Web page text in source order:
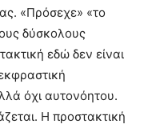
«Πρόσεχε» «το
δύσκολους
εδώ δεν είναι
όχι αυτονόητου.
Η προστακτική